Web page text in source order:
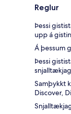
Reglur
Þessi
upp á
Á þessum
Þessi
Samþykkt
Discover,